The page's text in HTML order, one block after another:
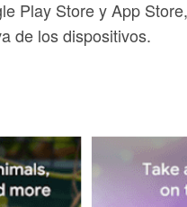
Play Store y App Store,
de los dispositivos.